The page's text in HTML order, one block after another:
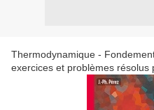
Thermodynamique -
exercices et problèmes résolus